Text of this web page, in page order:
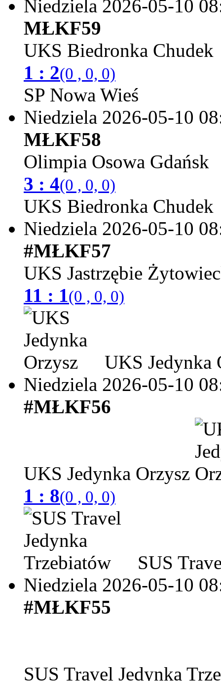
Niedziela 2026-05-10
MŁKF59
UKS Biedronka Chudek
1 : 2(0 , 0, 0)
SP Nowa Wieś
Niedziela 2026-05-10
MŁKF58
Olimpia Osowa Gdańsk
3 : 4(0 , 0, 0)
UKS Biedronka Chudek
Niedziela 2026-05-10
#MŁKF57
UKS Jastrzębie
11 : 1(0 , 0, 0)
UKS Jedynka
Niedziela 2026-05-10
#MŁKF56
UKS Jedynka Orzysz
1 : 8(0 , 0, 0)
SUS
Niedziela 2026-05-10
#MŁKF55
SUS Travel Jedynka